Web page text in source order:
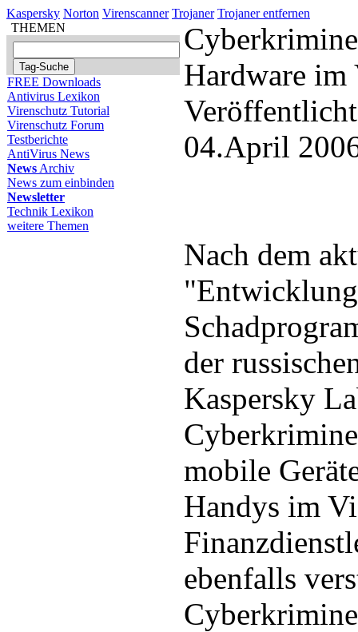
Kaspersky Norton Virenscanner Trojaner Trojaner entfernen
THEMEN
FREE Downloads
Antivirus Lexikon
Virenschutz Tutorial
Virenschutz Forum
Testberichte
AntiVirus News
News Archiv
News zum einbinden
Newsletter
Technik Lexikon
weitere Themen
Hardware im
04.April
Nach dem
der
Kaspersky
mobile
Handys im
ebenfalls